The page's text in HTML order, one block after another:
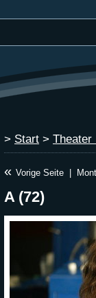
> Start > Theater
« Vorige Seite
A (72)